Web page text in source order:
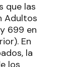
que las
Adultos
699 en
En
la
los